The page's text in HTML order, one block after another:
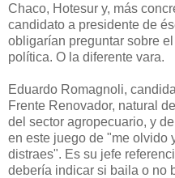
Chaco, Hotesur y, más
candidato a presidente de
obligarían preguntar sobre
política. O la diferente vara.
Eduardo Romagnoli,
Frente Renovador, natural
del sector agropecuario, y
en este juego de "me olvido
distraes". Es su jefe
debería indicar si baila o no